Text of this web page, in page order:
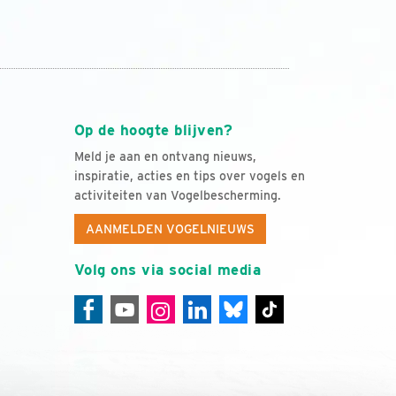
Op de hoogte blijven?
Meld je aan en ontvang nieuws,
inspiratie, acties en tips over vogels en
activiteiten van Vogelbescherming.
AANMELDEN VOGELNIEUWS
Volg ons via social media